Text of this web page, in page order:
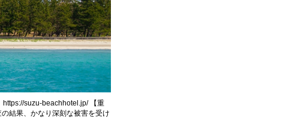
https://suzu-beachhotel.jp/ 【重
結果、かなり深刻な被害を受け